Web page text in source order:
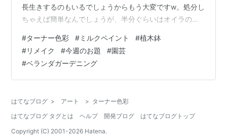
長生きするのもいるでしょうからもう大変ですw。処分し
ちゃえば簡単なんでしょうが、半分ぐらいはオイラの意
出来たので今では「趣味？」ぐらいのレベルになってき
ました。しかも増やしちゃってるし！ で、一番厄介だと
思っていたのが、素焼きの植木鉢。 このデザイン。上の
釉薬？が塗ってあるのがどうしても好きになれなくて…
だ、100均の塗料ってどうなの？大丈夫…
#ターナー色彩 #ミルクペイント #植木鉢
#リメイク #今週のお題 #園芸
#ベランダガーデニング
はてなブログ > アート > ターナー色彩
はてなブログ タグとは
ヘルプ 開発ブログ
はてなブログトップ
Copyright (C) 2001-2026 Hatena.